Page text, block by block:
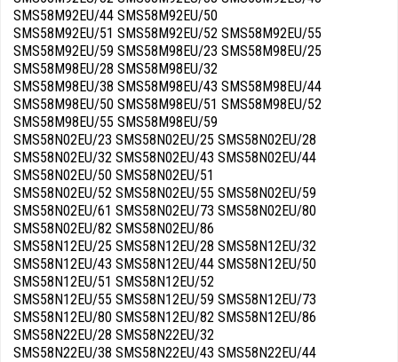
SMS58M92EU/44 SMS58M92EU/50
SMS58M92EU/51 SMS58M92EU/52 SMS58M92EU/55
SMS58M92EU/59 SMS58M98EU/23 SMS58M98EU/25
SMS58M98EU/28 SMS58M98EU/32
SMS58M98EU/38 SMS58M98EU/43 SMS58M98EU/44
SMS58M98EU/50 SMS58M98EU/51 SMS58M98EU/52
SMS58M98EU/55 SMS58M98EU/59
SMS58N02EU/23 SMS58N02EU/25 SMS58N02EU/28
SMS58N02EU/32 SMS58N02EU/43 SMS58N02EU/44
SMS58N02EU/50 SMS58N02EU/51
SMS58N02EU/52 SMS58N02EU/55 SMS58N02EU/59
SMS58N02EU/61 SMS58N02EU/73 SMS58N02EU/80
SMS58N02EU/82 SMS58N02EU/86
SMS58N12EU/25 SMS58N12EU/28 SMS58N12EU/32
SMS58N12EU/43 SMS58N12EU/44 SMS58N12EU/50
SMS58N12EU/51 SMS58N12EU/52
SMS58N12EU/55 SMS58N12EU/59 SMS58N12EU/73
SMS58N12EU/80 SMS58N12EU/82 SMS58N12EU/86
SMS58N22EU/28 SMS58N22EU/32
SMS58N22EU/38 SMS58N22EU/43 SMS58N22EU/44